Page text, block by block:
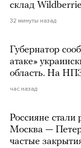
склад
32 минуты назад
Губернатор
атаке»
область. На
час назад
Россияне
Москва —
частые